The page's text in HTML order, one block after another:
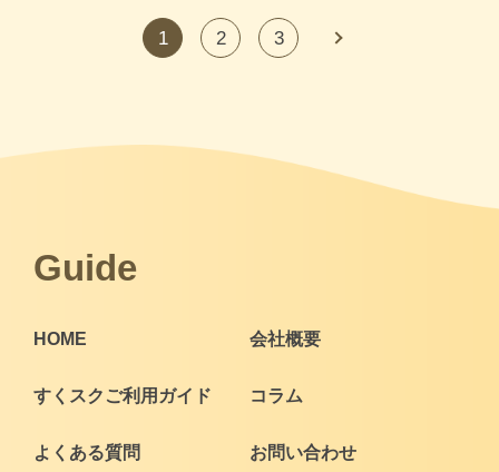
1 2 3
Guide
HOME 会社概要
すくスクご利用ガイド コラム
よくある質問 お問い合わせ